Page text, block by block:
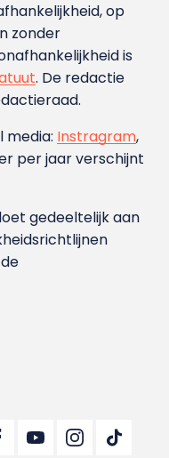
op
zonder
is
. De redactie
media: Instragram,
per jaar verschijnt
gedeeltelijk aan